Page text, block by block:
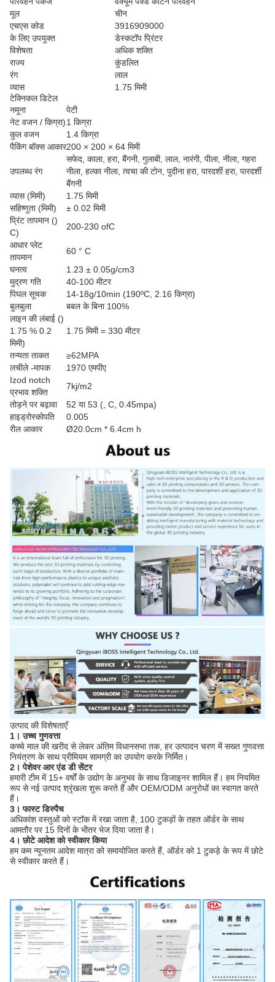
मूल
चीन
एचएस कोड
3916909000
के लिए उपयुक्त
डेस्कटॉप प्रिंटर
विशेषता
अधिक शक्ति
राज्य
कुंडलित
रंग
लाल
व्यास
1.75 मिमी
टेक्निकल डिटेल
नमूना
पेटी
नेट वजन / किग्रा)1 किग्रा
कुल वजन
1.4 किग्रा
पैकिंग बॉक्स आकार200 × 200 × 64 मिमी
उपलब्ध रंग
सफेद, काला, हरा, बैंगनी, गुलाबी, लाल, नारंगी, पीला, नीला, गहरा
नीला, हल्का नीला, त्वचा की टोन, पुदीना हरा, पारदर्शी हरा, पारदर्शी
बैंगनी
व्यास (मिमी)
1.75 मिमी
सहिष्णुता (मिमी)
± 0.02 मिमी
प्रिंट तापमान ()
C)
200-230 ofC
आधार प्लेट
तापमान
60 ° C
घनत्व
1.23 ± 0.05g/cm3
मुद्रण गति
40-100 मीटर
पिघल सूचक
14-18g/10min (190ºC, 2.16 किग्रा)
बुलबुला
बबल के बिना 100%
लाइन की लंबाई ()
1.75 % 0.2
मिमी)
1.75 मिमी = 330 मीटर
तन्यता ताकत
≥62MPA
लचीले -मापक
1970 एमपीए
Izod notch
प्रभाव शक्ति
7kj/m2
तोड़ने पर बढ़ावा
52 या 53 (, C, 0.45mpa)
हाइड्रोस्कोपति
0.005
रील आकार
Ø20.0cm * 6.4cm h
उत्पाद की विशेषताएँ
1। उच्च गुणवत्ता
कच्चे माल की खरीद से लेकर अंतिम विधानसभा तक, हर उत्पादन चरण में सख्त गुणवत्ता
नियंत्रण के साथ प्रीमियम सामग्री का उपयोग करके निर्मित।
2। पेशेवर आर एंड डी सेंटर
हमारी टीम में 15+ वर्षों के उद्योग के अनुभव के साथ डिजाइनर शामिल हैं। हम नियमित
रूप से नई उत्पाद श्रृंखला शुरू करते हैं और OEM/ODM अनुरोधों का स्वागत करते
हैं।
3। फास्ट डिस्पैच
अधिकांश वस्तुओं को स्टॉक में रखा जाता है, 100 टुकड़ों के तहत ऑर्डर के साथ
आमतौर पर 15 दिनों के भीतर भेज दिया जाता है।
4। छोटे आदेश को स्वीकार किया
हम कम न्यूनतम आदेश मात्रा को समायोजित करते हैं, ऑर्डर को 1 टुकड़े के रूप में छोटे
से स्वीकार करते हैं।